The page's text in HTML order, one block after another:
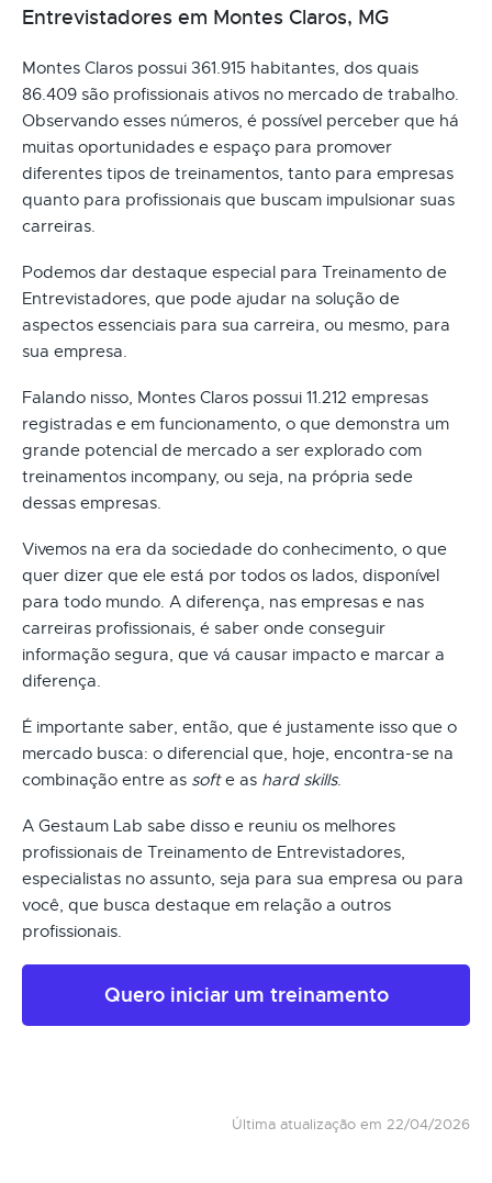
Entrevistadores em Montes Claros, MG
Montes Claros possui 361.915 habitantes, dos quais
86.409 são profissionais ativos no mercado de trabalho.
Observando esses números, é possível perceber que há
muitas oportunidades e espaço para promover
diferentes tipos de treinamentos, tanto para empresas
quanto para profissionais que buscam impulsionar suas
carreiras.
Podemos dar destaque especial para Treinamento de
Entrevistadores, que pode ajudar na solução de
aspectos essenciais para sua carreira, ou mesmo, para
sua empresa.
Falando nisso, Montes Claros possui 11.212 empresas
registradas e em funcionamento, o que demonstra um
grande potencial de mercado a ser explorado com
treinamentos incompany, ou seja, na própria sede
dessas empresas.
Vivemos na era da sociedade do conhecimento, o que
quer dizer que ele está por todos os lados, disponível
para todo mundo. A diferença, nas empresas e nas
carreiras profissionais, é saber onde conseguir
informação segura, que vá causar impacto e marcar a
diferença.
É importante saber, então, que é justamente isso que o
mercado busca: o diferencial que, hoje, encontra-se na
combinação entre as softe as hard skills.
A Gestaum Lab sabe disso e reuniu os melhores
profissionais de Treinamento de Entrevistadores,
especialistas no assunto, seja para sua empresa ou para
você, que busca destaque em relação a outros
profissionais.
Quero iniciar um treinamento
Última atualização em 22/04/2026